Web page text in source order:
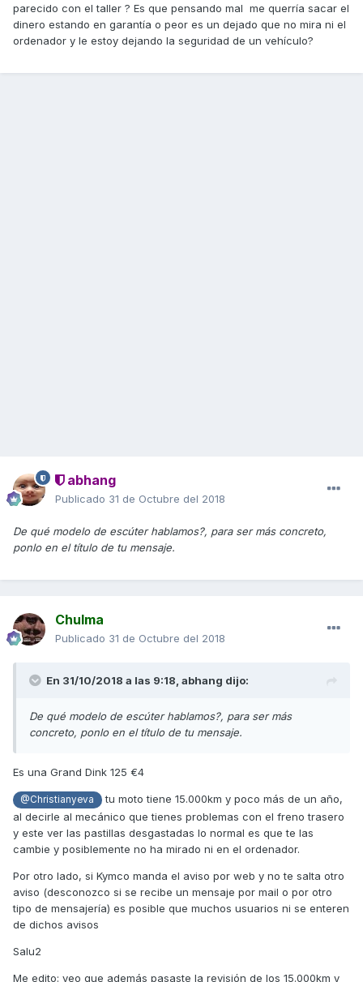
parecido con el taller ? Es que pensando mal me querría sacar el
dinero estando en garantía o peor es un dejado que no mira ni el
ordenador y le estoy dejando la seguridad de un vehículo?
abhang
Publicado 31 de Octubre del 2018
De qué modelo de escúter hablamos?, para ser más concreto,
ponlo en el título de tu mensaje.
Chulma
Publicado 31 de Octubre del 2018
En 31/10/2018 a las 9:18, abhang dijo:
De qué modelo de escúter hablamos?, para ser más
concreto, ponlo en el título de tu mensaje.
Es una Grand Dink 125 €4
@Christianyeva
tu moto tiene 15.000km y poco más de un año,
al decirle al mecánico que tienes problemas con el freno trasero
y este ver las pastillas desgastadas lo normal es que te las
cambie y posiblemente no ha mirado ni en el ordenador.
Por otro lado, si Kymco manda el aviso por web y no te salta otro
aviso (desconozco si se recibe un mensaje por mail o por otro
tipo de mensajería) es posible que muchos usuarios ni se enteren
de dichos avisos
Salu2
Me edito: veo que además pasaste la revisión de los 15.000km y